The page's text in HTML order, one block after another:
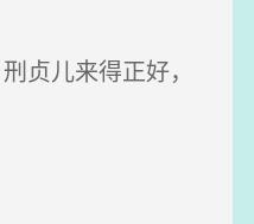
贞儿来得正好，